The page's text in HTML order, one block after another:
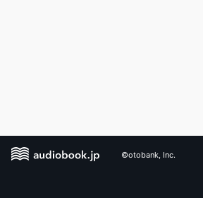
©otobank, Inc.